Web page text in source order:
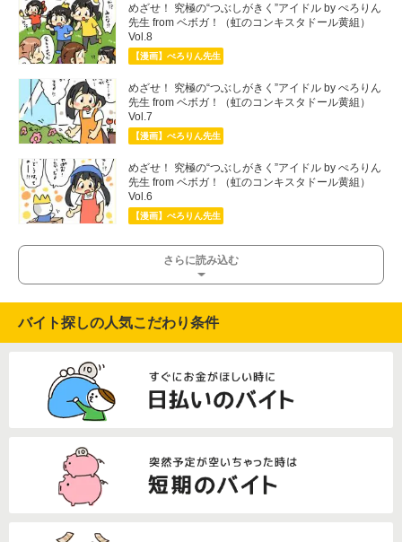
めざせ！ 究極の“つぶしがきく”アイドル by ぺろりん
先生 from ベボガ！（虹のコンキスタドール黄組）
Vol.8
【漫画】ぺろりん先生
めざせ！ 究極の“つぶしがきく”アイドル by ぺろりん
先生 from ベボガ！（虹のコンキスタドール黄組）
Vol.7
【漫画】ぺろりん先生
めざせ！ 究極の“つぶしがきく”アイドル by ぺろりん
先生 from ベボガ！（虹のコンキスタドール黄組）
Vol.6
【漫画】ぺろりん先生
さらに読み込む
バイト探しの人気こだわり条件